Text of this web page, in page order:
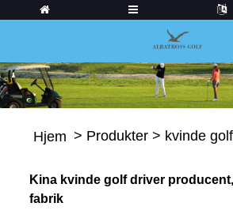
Hjem > Produkter > kvinde
Kina kvinde golf driver
fabrik